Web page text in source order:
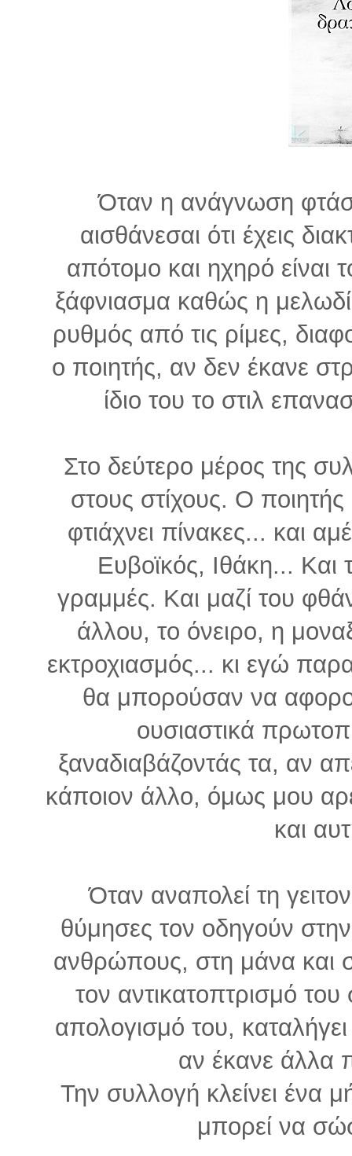
Όταν η ανάγνωση
αισθάνεσαι ότι έχεις
απότομο και ηχηρό είναι
ξάφνιασμα καθώς η
ρυθμός από τις ρίμες,
ο ποιητής, αν δεν έκανε
ίδιο του το στιλ
Στο δεύτερο μέρος της
στους στίχους. Ο
φτιάχνει πίνακες... και
Ευβοϊκός, Ιθάκη... Και
γραμμές. Και μαζί του
άλλου, το όνειρο, η
εκτροχιασμός... κι εγώ
θα μπορούσαν να
ουσιαστικά
ξαναδιαβάζοντάς τα, αν
κάποιον άλλο, όμως μου
και
Όταν αναπολεί τη
θύμησες τον οδηγούν στην
ανθρώπους, στη μάνα και
τον αντικατοπτρισμό
απολογισμό του, καταλήγει
αν έκανε άλλα
Την συλλογή κλείνει ένα
μπορεί να